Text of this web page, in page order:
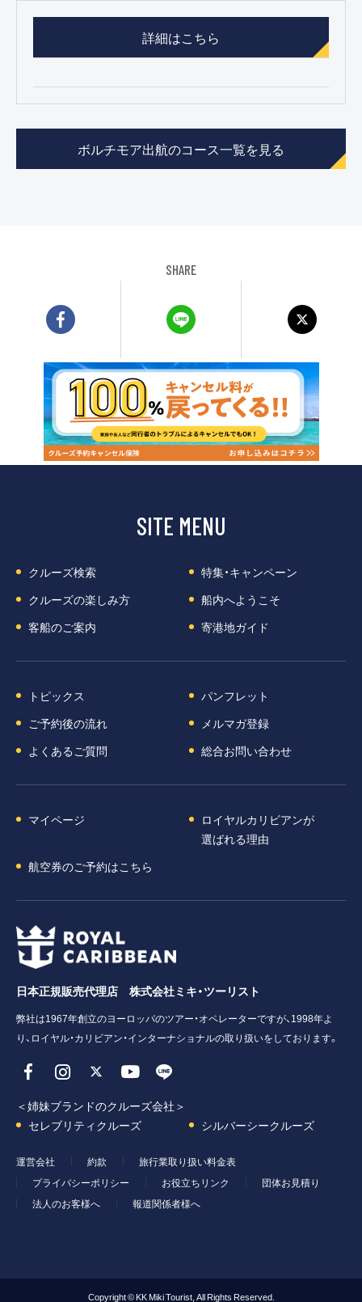
詳細はこちら
ボルチモア出航のコース一覧を見る
SHARE
SITE MENU
クルーズ検索
特集・キャンペーン
クルーズの楽しみ方
船内へようこそ
客船のご案内
寄港地ガイド
トピックス
パンフレット
ご予約後の流れ
メルマガ登録
よくあるご質問
総合お問い合わせ
マイページ
ロイヤルカリビアンが
選ばれる理由
航空券のご予約はこちら
日本正規販売代理店 株式会社ミキ・ツーリスト
弊社は1967年創立のヨーロッパのツアー・オペレーターですが、1998年よ
り、ロイヤル・カリビアン・インターナショナルの取り扱いをしております。
＜姉妹ブランドのクルーズ会社＞
セレブリティクルーズ
シルバーシークルーズ
運営会社 約款
旅行業取り扱い料金表
プライバシーポリシー
お役立ちリンク
団体お見積り
法人のお客様へ
報道関係者様へ
Copyright © KK Miki Tourist, All Rights Reserved.